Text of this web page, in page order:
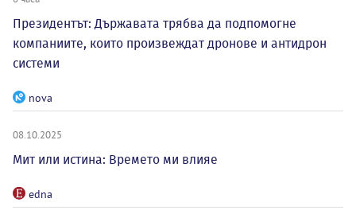
Президентът: Държавата трябва да подпомогне
компаниите, които произвеждат дронове и антидрон
системи
nova
08.10.2025
Мит или истина: Времето ми влияе
edna